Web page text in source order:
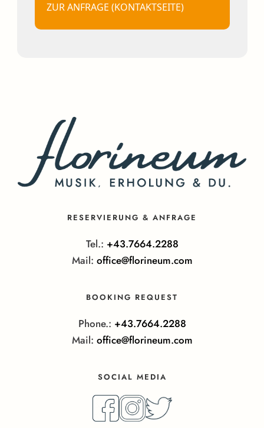
ZUR ANFRAGE (KONTAKTSEITE)
RESERVIERUNG & ANFRAGE
Tel.: +43.7664.2288
Mail: office@florineum.com
BOOKING REQUEST
Phone.: +43.7664.2288
Mail: office@florineum.com
SOCIAL MEDIA